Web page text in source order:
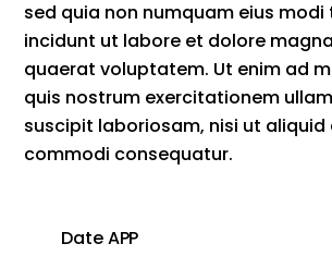
sed quia non numquam eius
incidunt ut labore et dolore
quaerat voluptatem. Ut enim ad
quis nostrum exercitationem
suscipit laboriosam, nisi ut aliquid
commodi consequatur.
Date APP